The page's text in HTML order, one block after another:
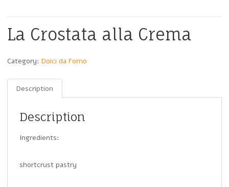
La Crostata alla Crema
Category: Dolci da Forno
Description
Description
Ingredients:
shortcrust pastry